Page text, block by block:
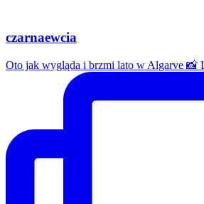
czarnaewcia
Oto jak wygląda i brzmi lato w Algarve 📸